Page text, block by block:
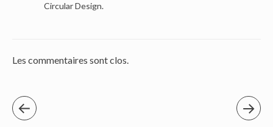
Circular Design.
Les commentaires sont clos.